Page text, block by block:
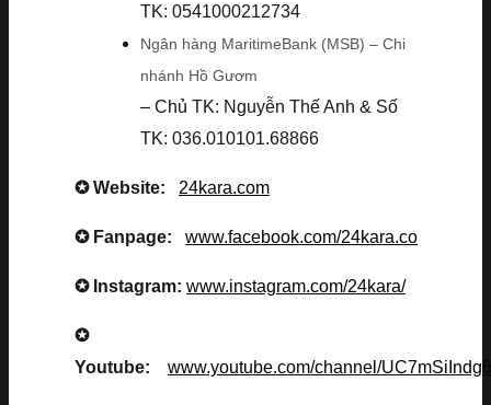
TK: 0541000212734
Ngân hàng MaritimeBank (MSB) – Chi
nhánh Hồ Gươm
– Chủ TK: Nguyễn Thế Anh & Số
TK: 036.010101.68866
✪ Website: 24kara.com
✪ Fanpage: www.facebook.com/24kara.co
✪ Instagram: www.instagram.com/24kara/
✪
Youtube: www.youtube.com/channel/